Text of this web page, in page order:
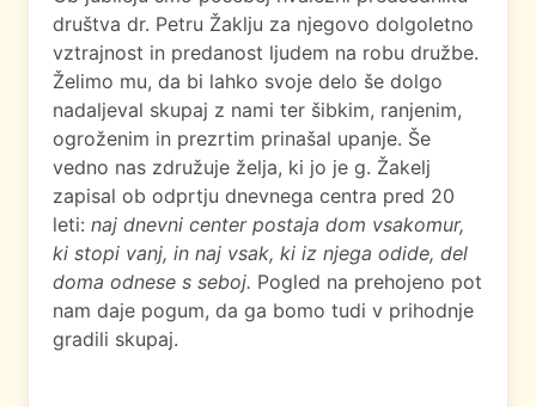
društva dr. Petru Žaklju za njegovo dolgoletno
vztrajnost in predanost ljudem na robu družbe.
Želimo mu, da bi lahko svoje delo še dolgo
nadaljeval skupaj z nami ter šibkim, ranjenim,
ogroženim in prezrtim prinašal upanje. Še
vedno nas združuje želja, ki jo je g. Žakelj
zapisal ob odprtju dnevnega centra pred 20
leti: naj dnevni center postaja dom vsakomur,
ki stopi vanj, in naj vsak, ki iz njega odide, del
doma odnese s seboj. Pogled na prehojeno pot
nam daje pogum, da ga bomo tudi v prihodnje
gradili skupaj.